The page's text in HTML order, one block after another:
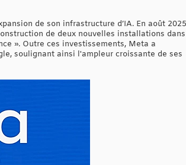
de son infrastructure d’IA. En août
de deux nouvelles installations dans
». Outre ces investissements, Meta a
soulignant ainsi l'ampleur croissante de ses